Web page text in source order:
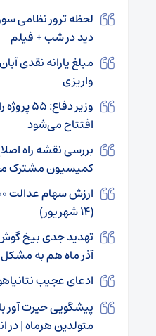
لحظه ترور نظامی
دید در شب + فیلم
مبلغ یارانه نقدی
واریزی
وزیر
افتتاح می‌شود
بررسی نقشه راه
کمیسیون مشترک
(۱۴ شهریور)
تهدید جدی بیخ گوش
آذر ماه هم به
ادعای عجیب
پیشگویی حیرت آور
متولدین هرماه | در